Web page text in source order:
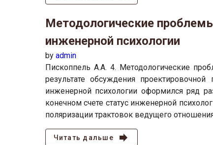
Методологические
инженерной психологии
by admin
Пископпель А.А. 4. Методологические
результате обсуждения
инженерной психологии оформился ряд
конечном счете статус инженерной
поляризации трактовок ведущего
Читать дальше